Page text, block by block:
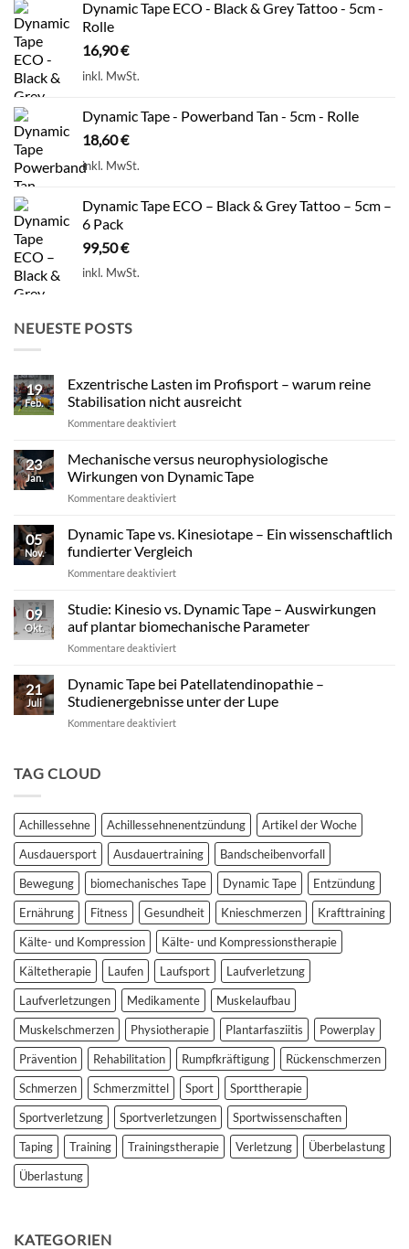
Dynamic Tape ECO - Black & Grey Tattoo - 5cm -
Rolle
16,90€
inkl. MwSt.
Dynamic Tape - Powerband Tan - 5cm - Rolle
18,60€
inkl. MwSt.
Dynamic Tape ECO – Black & Grey Tattoo – 5cm –
6 Pack
99,50€
inkl. MwSt.
NEUESTE POSTS
19
Feb.
Exzentrische Lasten im Profisport – warum reine
Stabilisation nicht ausreicht
Kommentare deaktiviertfür
Profisport
–
reine
Stabilisation
ausreicht
23
Jan.
Mechanische versus neurophysiologische
Wirkungen von Dynamic Tape
Kommentare deaktiviertfür
versus
neurophysiologische
Wirkungen
von
05
Nov.
Dynamic Tape vs. Kinesiotape – Ein wissenschaftlich
fundierter Vergleich
Kommentare deaktiviertfür
Tape
Kinesiotape
–
wissenschaftlich
fundierter
09
Okt.
Studie: Kinesio vs. Dynamic Tape – Auswirkungen
auf plantar biomechanische Parameter
Kommentare deaktiviertfür
Kinesio
Dynamic
Tape
Parameter
21
Juli
Dynamic Tape bei Patellatendinopathie –
Studienergebnisse unter der Lupe
Kommentare deaktiviertfür
Studienergebnisse
unter
der
Lupe
TAG CLOUD
Achillessehne Achillessehnenentzündung
Artikel der Woche
Ausdauersport
Ausdauertraining
Bandscheibenvorfall
Bewegung
biomechanisches Tape Dynamic Tape
Entzündung
Ernährung
Fitness Gesundheit Knieschmerzen
Krafttraining
Kälte- und Kompression
Kälte- und Kompressionstherapie
Kältetherapie
Laufen Laufsport
Laufverletzung
Laufverletzungen
Medikamente
Muskelaufbau
Muskelschmerzen
Physiotherapie Plantarfasziitis
Powerplay
Prävention
Rehabilitation Rumpfkräftigung
Rückenschmerzen
Schmerzen
Schmerzmittel Sport
Sporttherapie
Sportverletzung
Sportverletzungen
Sportwissenschaften
Taping
Training Trainingstherapie Verletzung
Überbelastung
Überlastung
KATEGORIEN